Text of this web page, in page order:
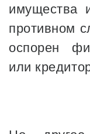
имущества
противном
оспорен
или